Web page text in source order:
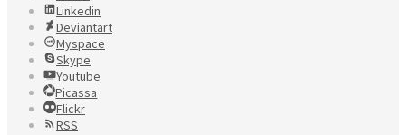
Linkedin
Deviantart
Myspace
Skype
Youtube
Picassa
Flickr
RSS